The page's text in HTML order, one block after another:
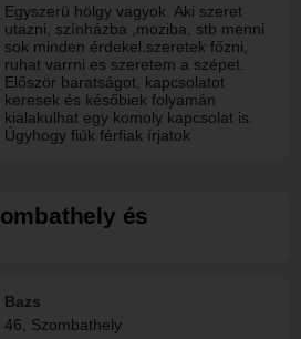
Egyszerü hölgy vagyok. Aki szeret
utazni, színházba ,moziba, stb menni
sok minden érdekel.szeretek főzni,
ruhat varrni es szeretem a szépet.
Először baratságot, kapcsolatot
keresek és későbiek folyamán
kialakulhat egy komoly kapcsolat is.
Úgyhogy fiúk férfiak írjatok
és
Bazs
46, Szombathely